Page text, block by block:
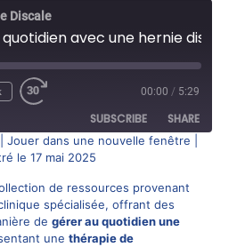
Discale
avec une hernie discale
00:00 / 5:29
SUBSCRIBE SHARE
Jouer dans une nouvelle fenêtre
le 17 mai 2025
de ressources provenant
spécialisée, offrant des
de gérer au quotidien une
une thérapie de